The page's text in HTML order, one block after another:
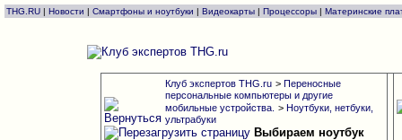
THG.RU | Новости | Смартфоны и ноутбуки | Видеокарты | Процессоры | Материнские
Клуб экспертов THG.ru > Переносные
персональные компьютеры и другие
мобильные устройства. > Ноутбуки, нетбуки,
ультрабуки
Выбираем ноутбук